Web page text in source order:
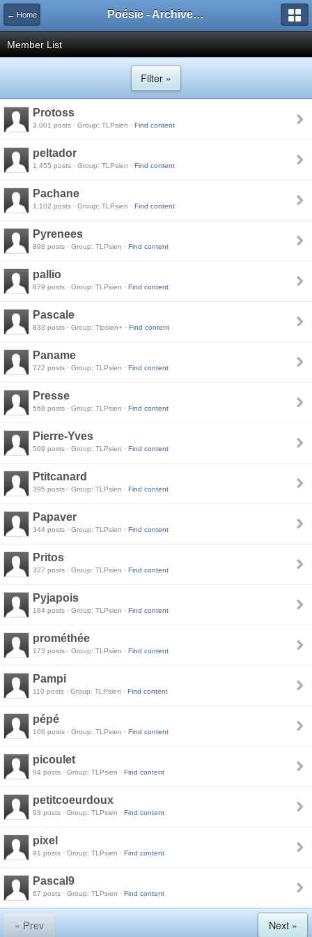
← Home Poésie - Archives de Toute La Poésie - 2005 - 2006
Member List
Filter »
Protoss
3,001 posts · Group: TLPsien · Find content
peltador
1,455 posts · Group: TLPsien · Find content
Pachane
1,102 posts · Group: TLPsien · Find content
Pyrenees
898 posts · Group: TLPsien · Find content
pallio
879 posts · Group: TLPsien · Find content
Pascale
833 posts · Group: Tlpsien+ · Find content
Paname
722 posts · Group: TLPsien · Find content
Presse
568 posts · Group: TLPsien · Find content
Pierre-Yves
509 posts · Group: TLPsien · Find content
Ptitcanard
395 posts · Group: TLPsien · Find content
Papaver
344 posts · Group: TLPsien · Find content
Pritos
327 posts · Group: TLPsien · Find content
Pyjapois
184 posts · Group: TLPsien · Find content
prométhée
173 posts · Group: TLPsien · Find content
Pampi
110 posts · Group: TLPsien · Find content
pépé
106 posts · Group: TLPsien · Find content
picoulet
94 posts · Group: TLPsien · Find content
petitcoeurdoux
93 posts · Group: TLPsien · Find content
pixel
91 posts · Group: TLPsien · Find content
Pascal9
67 posts · Group: TLPsien · Find content
« Prev Next »